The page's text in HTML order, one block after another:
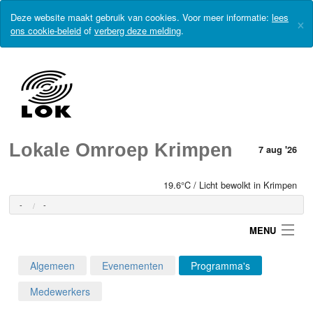
Deze website maakt gebruik van cookies. Voor meer informatie: lees
ons cookie-beleid of verberg deze melding. ×
Lokale Omroep Krimpen 7 aug '26
19.6°C / Licht bewolkt in Krimpen
- -
MENU
Algemeen Evenementen
Programma's
Medewerkers